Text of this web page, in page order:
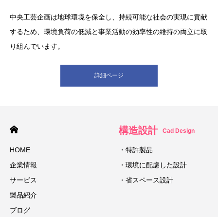
中央工芸企画は地球環境を保全し、持続可能な社会の実現に貢献
するため、環境負荷の低減と事業活動の効率性の維持の両立に取
り組んでいます。
詳細ページ
HOME
企業情報
サービス
製品紹介
ブログ
構造設計 Cad Design
・特許製品
・環境に配慮した設計
・省スペース設計